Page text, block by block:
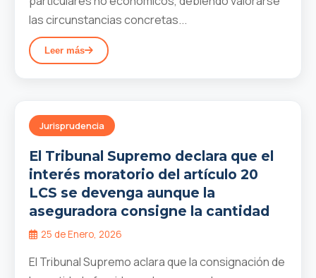
las circunstancias concretas...
Leer más
Jurisprudencia
El Tribunal Supremo declara que el
interés moratorio del artículo 20
LCS se devenga aunque la
aseguradora consigne la cantidad
25 de Enero, 2026
El Tribunal Supremo aclara que la consignación de